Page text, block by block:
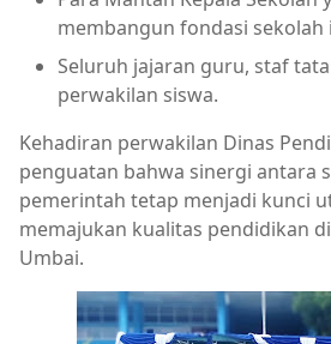
membangun fondasi sekolah
Seluruh jajaran guru, staf
perwakilan siswa.
Kehadiran perwakilan Dinas
penguatan bahwa sinergi antara
pemerintah tetap menjadi kunci
memajukan kualitas pendidikan
Umbai.